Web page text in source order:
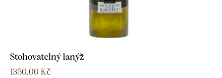
Stohovatelný lanýž
1350,00 Kč